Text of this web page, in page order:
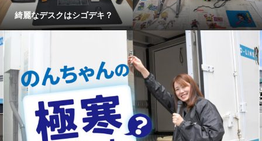
綺麗なデスクはシゴデキ？